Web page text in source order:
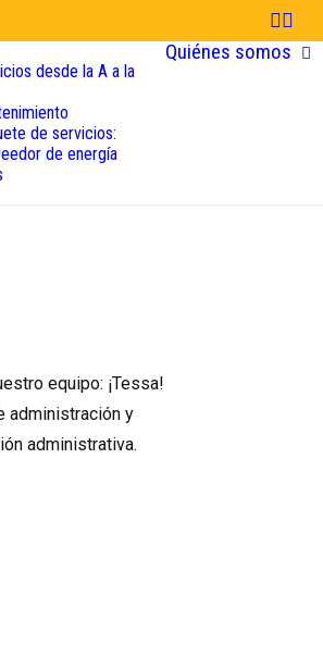
desde la A a la
de servicios:
de energía
Quiénes somos
equipo: ¡Tessa!
administración y
administrativa.